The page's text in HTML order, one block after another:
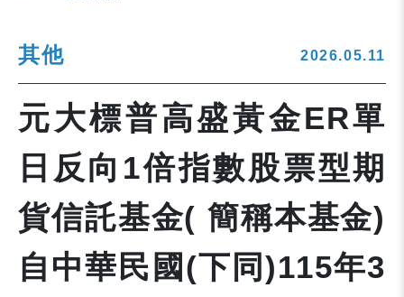
其他 2026.05.11
元大標普高盛黃金ER單
日反向1倍指數股票型期
貨信託基金( 簡稱本基金)
自中華民國(下同)115年3